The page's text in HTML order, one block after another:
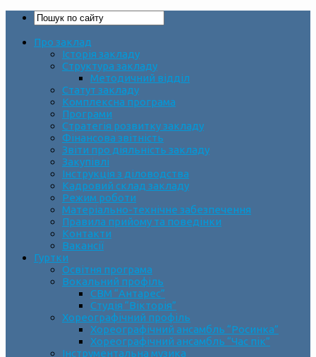
Про заклад
Історія закладу
Структура закладу
Методичний відділ
Статут закладу
Комплексна програма
Програми
Стратегія розвитку закладу
Фінансова звітність
Звіти про діяльність закладу
Закупівлі
Інструкція з діловодства
Кадровий склад закладу
Режим роботи
Матеріально-технічне забезпечення
Правила прийому та поведінки
Контакти
Вакансії
Гуртки
Освітня програма
Вокальний профіль
СВМ “Антарес”
Студія “Вікторія”
Хореографічний профіль
Хореографічний ансамбль “Росинка”
Хореографічний ансамбль “Час пік”
Інструментальна музика